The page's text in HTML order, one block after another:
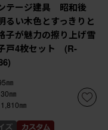
テージ建具 昭和後
い木色とすっきりと
子が魅力の擦り上げ雪
戸4枚セット (R-
㎜
㎜
㎜